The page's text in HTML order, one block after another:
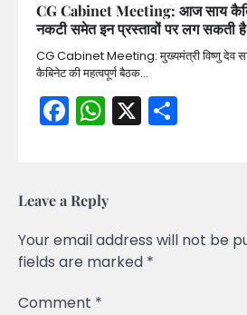
CG Cabinet Meeting: आज साय
नकटी समेत इन प्रस्तावों पर लग सकती
CG Cabinet Meeting: मुख्यमंत्री विष्णु देव
कैबिनेट की महत्वपूर्ण बैठक…
Facebook
WhatsApp
X
Leave a Reply
Your email address will not be
fields are marked *
Comment *